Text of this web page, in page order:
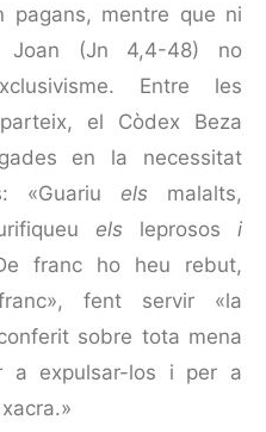
pagans, mentre que ni
(Jn 4,4-48) no
Entre les
el Còdex Beza
en la necessitat
«Guariu els malalts,
els leprososi
franc ho heu rebut,
fent servir «la
sobre tota mena
a expulsar-los i per a